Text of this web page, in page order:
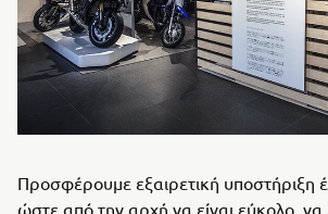
Προσφέρουμε εξαιρετική υποστήριξη
ώστε από την αρχή να είναι εύκολο, να